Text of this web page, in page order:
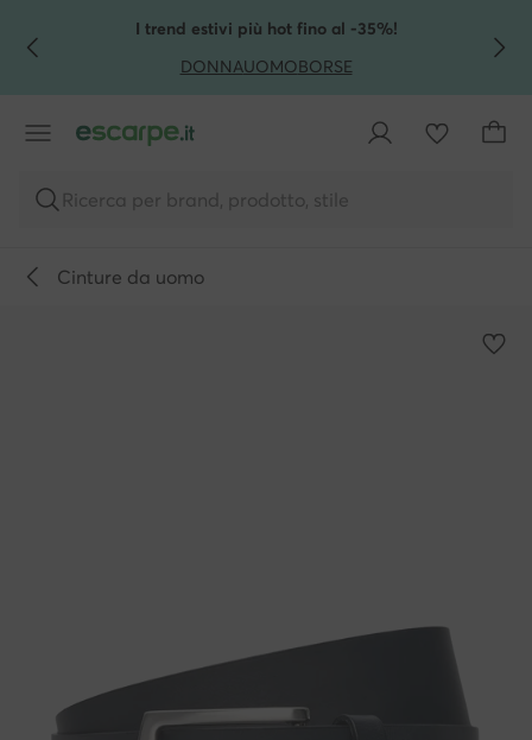
VAI AL CONTENUTO PRINCIPALE
VAI ALLA RICERCAI trend estivi più hot fino al -35%!
DONNAUOMOBORSE
Ricerca per brand, prodotto, stile
Cinture da uomo